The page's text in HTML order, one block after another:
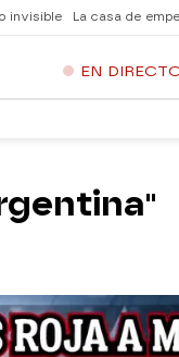
invisible La casa de
EN